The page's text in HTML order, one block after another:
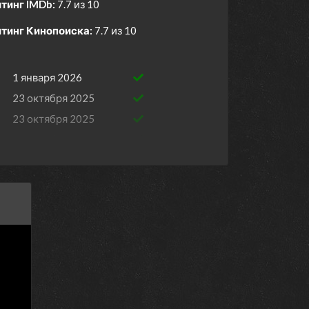
IMDb: 7.7 из 10
Кинопоиска: 7.7 из 10
1 января 2026
23 октября 2025
23 октября 2025
23 октября 2025
23 октября 2025